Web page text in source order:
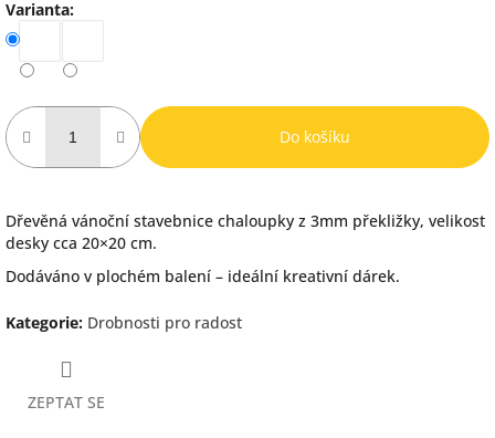
Varianta:
Do košíku
Dřevěná vánoční stavebnice chaloupky z 3mm překližky, velikost
desky cca 20×20 cm.
Dodáváno v plochém balení – ideální kreativní dárek.
Kategorie: Drobnosti pro radost
ZEPTAT SE